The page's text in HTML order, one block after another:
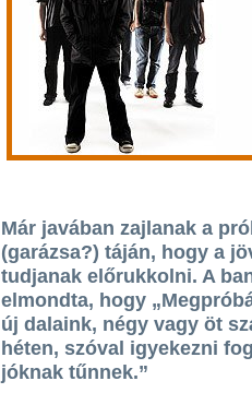
Már javában zajlanak a
(garázsa?) táján, hogy a
tudjanak előrukkolni. A
elmondta, hogy
új dalaink, négy vagy öt
héten, szóval igyekezni
jóknak tűnnek.”